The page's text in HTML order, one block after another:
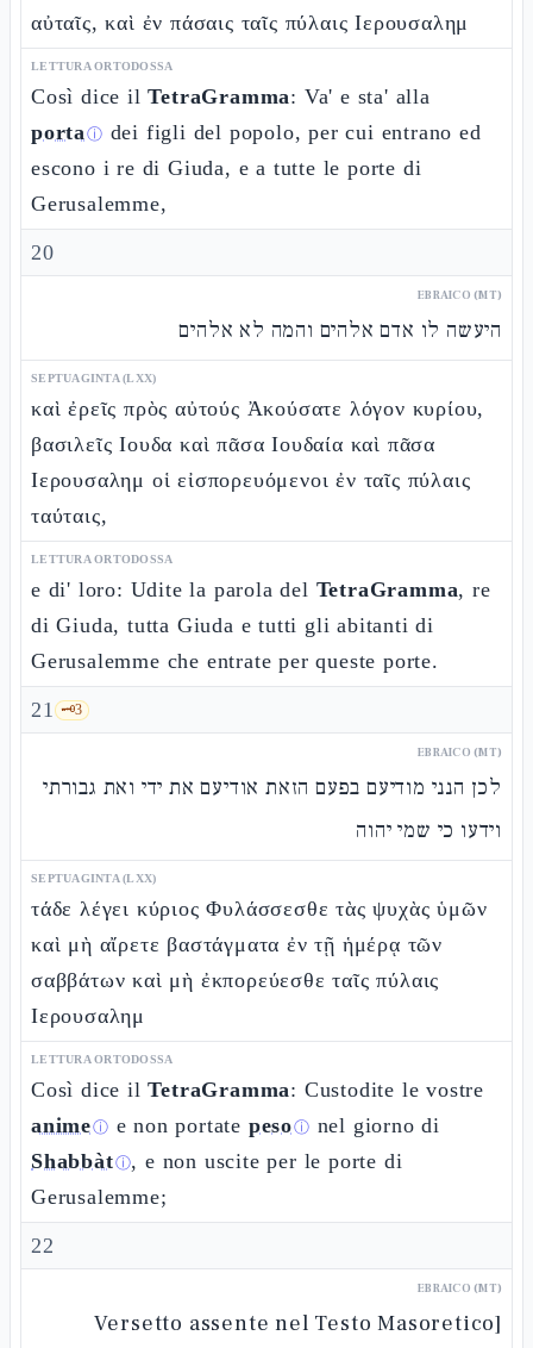
αὐταῖς, καὶ ἐν πάσαις ταῖς πύλαις Ιερουσαλημ
LETTURA ORTODOSSA
Così dice ilTetraGramma: Va' e sta' alla
portaⓘ dei figli del popolo, per cui entrano ed
escono i re di Giuda, e a tutte le porte di
Gerusalemme,
20
EBRAICO (MT)
היעשה לו אדם אלהים והמה לא אלהים
SEPTUAGINTA (LXX)
καὶ ἐρεῖς πρὸς αὐτούς Ἀκούσατε λόγον κυρίου,
βασιλεῖς Ιουδα καὶ πᾶσα Ιουδαία καὶ πᾶσα
Ιερουσαλημ οἱ εἰσπορευόμενοι ἐν ταῖς πύλαις
ταύταις,
LETTURA ORTODOSSA
e di' loro: Udite la parola del TetraGramma, re
di Giuda, tutta Giuda e tutti gli abitanti di
Gerusalemme che entrate per queste porte.
21 🗝️3
EBRAICO (MT)
לכן הנני מודיעם בפעם הזאת אודיעם את ידי ואת גבורתי
וידעו כי שמי יהוה
SEPTUAGINTA (LXX)
τάδε λέγει κύριος Φυλάσσεσθε τὰς ψυχὰς ὑμῶν
καὶ μὴ αἴρετε βαστάγματα ἐν τῇ ἡμέρᾳ τῶν
σαββάτων καὶ μὴ ἐκπορεύεσθε ταῖς πύλαις
Ιερουσαλημ
LETTURA ORTODOSSA
Così dice ilTetraGramma: Custodite le vostre
animeⓘ e non portate pesoⓘ nel giorno di
Shabbàtⓘ, e non uscite per le porte di
Gerusalemme;
22
EBRAICO (MT)
[Versetto assente nel Testo Masoretico